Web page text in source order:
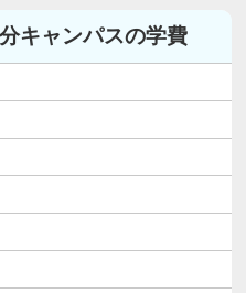
キャンパスの学費